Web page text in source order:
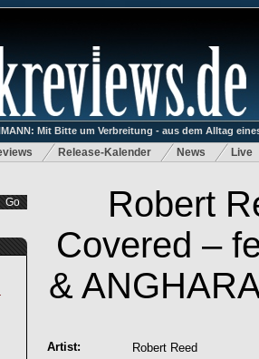
Mit Bitte um Verbreitung - aus dem Alltag
Release-Kalender News Live
Robert
Covered –
&
Artist:
Robert Reed